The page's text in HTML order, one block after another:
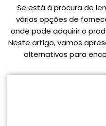
Se está à procura de
várias opções de
onde pode adquirir o
Neste artigo, vamos
alternativas para